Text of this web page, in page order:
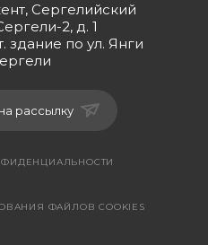
Сергелийский
2, д. 1
здание по ул. Янги
рассылку
ФАЙЛОВ COOKIES